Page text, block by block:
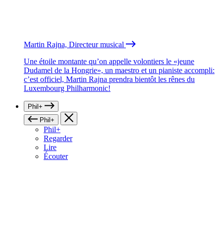
Martin Rajna, Directeur musical
Une étoile montante qu’on appelle volontiers le «jeune
Dudamel de la Hongrie», un maestro et un pianiste accompli:
c’est officiel, Martin Rajna prendra bientôt les rênes du
Luxembourg Philharmonic!
Phil+
Phil+
Phil+
Regarder
Lire
Écouter